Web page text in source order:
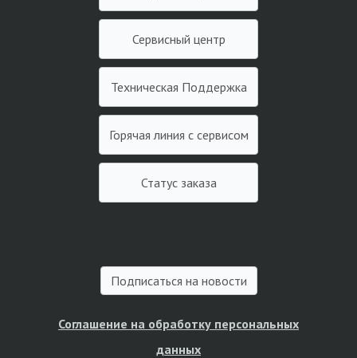
Сервисный центр
Техническая Поддержка
Горячая линия с сервисом
Статус заказа
Подписаться на новости
Соглашение на обработку персональных
данных